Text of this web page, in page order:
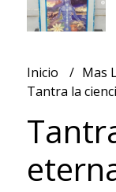
Inicio Mas
Tantra la